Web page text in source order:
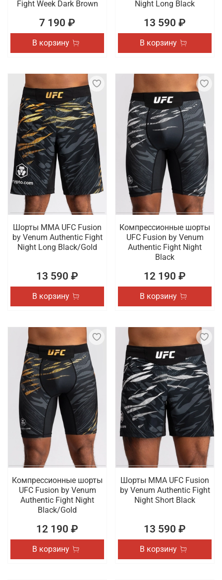
Fight Week Dark Brown
7 190 ₽
В корзину
Night Long Black
13 590 ₽
В корзину
Шорты ММА UFC Fusion
by Venum Authentic Fight
Night Long Black/Gold
13 590 ₽
В корзину
Компрессионные шорты
UFC Fusion by Venum
Authentic Fight Night
Black
12 190 ₽
В корзину
Компрессионные шорты
UFC Fusion by Venum
Authentic Fight Night
Black/Gold
12 190 ₽
В корзину
Шорты ММА UFC Fusion
by Venum Authentic Fight
Night Short Black
13 590 ₽
В корзину